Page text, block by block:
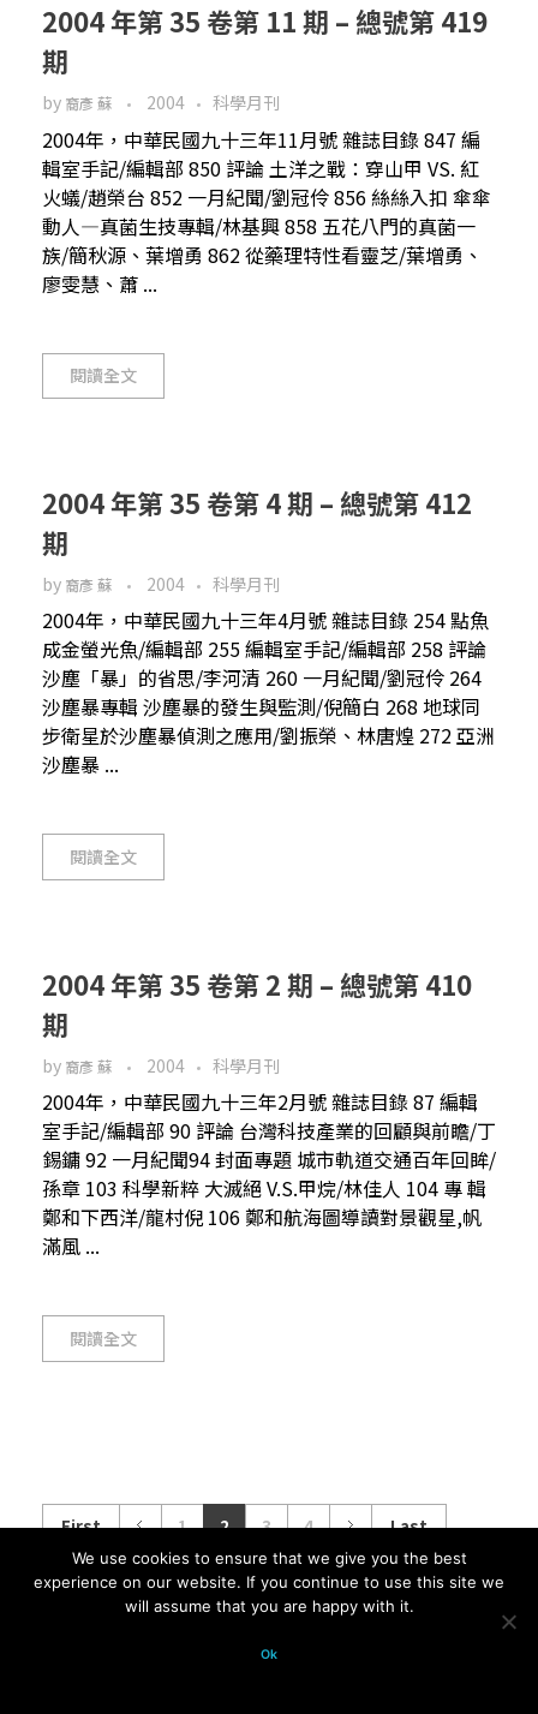
2004 年第 35 卷第 11 期 – 總號第 419
期
by 裔彥 蘇 2004 科學月刊
2004年，中華民國九十三年11月號 雜誌目錄 847 編
輯室手記/編輯部 850 評論 土洋之戰：穿山甲 VS. 紅
火蟻/趙榮台 852 一月紀聞/劉冠伶 856 絲絲入扣 傘傘
動人—真菌生技專輯/林基興 858 五花八門的真菌一
族/簡秋源、葉增勇 862 從藥理特性看靈芝/葉增勇、
廖雯慧、蕭 ...
閱讀全文
2004 年第 35 卷第 4 期 – 總號第 412
期
by 裔彥 蘇 2004 科學月刊
2004年，中華民國九十三年4月號 雜誌目錄 254 點魚
成金螢光魚/編輯部 255 編輯室手記/編輯部 258 評論
沙塵「暴」的省思/李河清 260 一月紀聞/劉冠伶 264
沙塵暴專輯 沙塵暴的發生與監測/倪簡白 268 地球同
步衛星於沙塵暴偵測之應用/劉振榮、林唐煌 272 亞洲
沙塵暴 ...
閱讀全文
2004 年第 35 卷第 2 期 – 總號第 410
期
by 裔彥 蘇 2004 科學月刊
2004年，中華民國九十三年2月號 雜誌目錄 87 編輯
室手記/編輯部 90 評論 台灣科技產業的回顧與前瞻/丁
錫鏞 92 一月紀聞94 封面專題 城市軌道交通百年回眸/
孫章 103 科學新粹 大滅絕 V.S.甲烷/林佳人 104 專 輯
鄭和下西洋/龍村倪 106 鄭和航海圖導讀對景觀星,帆
滿風 ...
閱讀全文
First 1 2 3 4 Last
© 2026 科學月刊五十年大全 All
We use cookies to ensure that we give you the best
experience on our website. If you continue to use this site we
will assume that you are happy with it.
Ok